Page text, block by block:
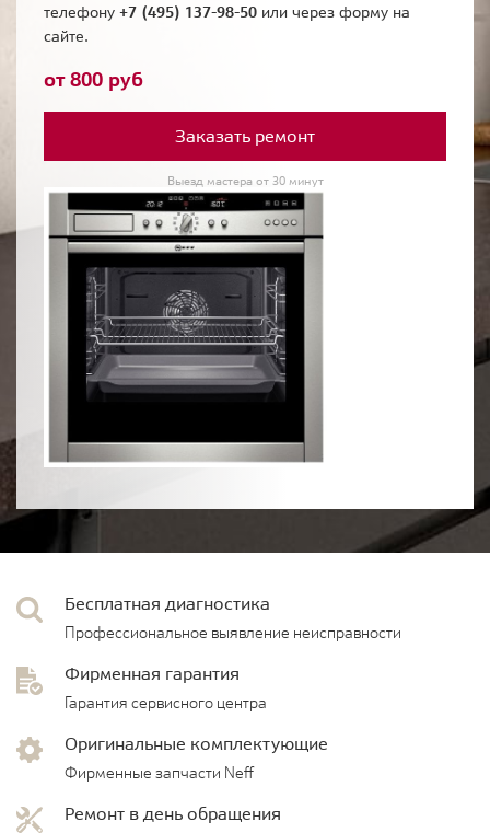
телефону +7 (495) 137-98-50 или через форму на
сайте.
от 800 руб
Заказать ремонт
Выезд мастера от 30 минут
Бесплатная диагностика
Профессиональное выявление неисправности
Фирменная гарантия
Гарантия сервисного центра
Оригинальные комплектующие
Фирменные запчасти Neff
Ремонт в день обращения